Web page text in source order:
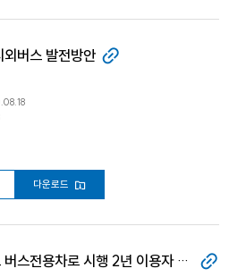
버스 발전방안
다운로드
영동고속도로 버스전용차로 시행 2년 이용자 설문 및 운영 모니터링 조사결과